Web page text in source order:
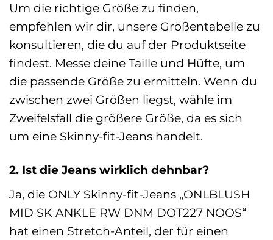
Um die richtige Größe zu finden,
empfehlen wir dir, unsere Größentabelle zu
konsultieren, die du auf der Produktseite
findest. Messe deine Taille und Hüfte, um
die passende Größe zu ermitteln. Wenn du
zwischen zwei Größen liegst, wähle im
Zweifelsfall die größere Größe, da es sich
um eine Skinny-fit-Jeans handelt.
2. Ist die Jeans wirklich dehnbar?
Ja, die ONLY Skinny-fit-Jeans „ONLBLUSH
MID SK ANKLE RW DNM DOT227 NOOS“
hat einen Stretch-Anteil, der für einen